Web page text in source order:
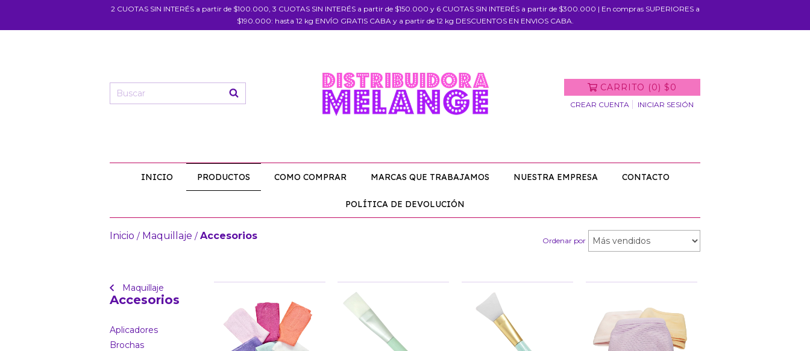
2 CUOTAS SIN INTERÉS a partir de $100.000, 3 CUOTAS SIN INTERÉS a partir de $150.000 y 6 CUOTAS SIN INTERÉS a partir de $300.000 | En compras SUPERIORES a
$190.000: hasta 12 kg ENVÍO GRATIS CABA y a partir de 12 kg DESCUENTOS EN ENVIOS CABA.
CARRITO (0) $0
CREAR CUENTA INICIAR SESIÓN
INICIO PRODUCTOS COMO COMPRAR MARCAS QUE TRABAJAMOS NUESTRA EMPRESA CONTACTO
POLÍTICA DE DEVOLUCIÓN
Inicio / Maquillaje / Accesorios Ordenar por
Maquillaje
Accesorios
Aplicadores
Brochas